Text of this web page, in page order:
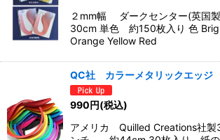
２mm幅 ダークセンター(英国
30cm 単色 約150枚入り 色
Orange Yellow Red
QC社 カラーメタリックエッ
990円(税込)
アメリカ Quilled Creations社